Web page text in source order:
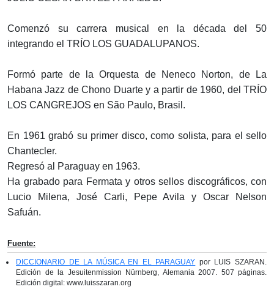
Comenzó su carrera musical en la década del 50
integrando el TRÍO LOS GUADALUPANOS.
Formó parte de la Orquesta de Neneco Norton, de La
Habana Jazz de Chono Duarte y a partir de 1960, del TRÍO
LOS CANGREJOS en São Paulo, Brasil.
En 1961 grabó su primer disco, como solista, para el sello
Chantecler.
Regresó al Paraguay en 1963.
Ha grabado para Fermata y otros sellos discográficos, con
Lucio Milena, José Carli, Pepe Avila y Oscar Nelson
Safuán.
Fuente:
DICCIONARIO DE LA MÚSICA EN EL PARAGUAY por LUIS SZARAN.
Edición de la Jesuitenmission Nürnberg, Alemania 2007. 507 páginas.
Edición digital: www.luisszaran.org